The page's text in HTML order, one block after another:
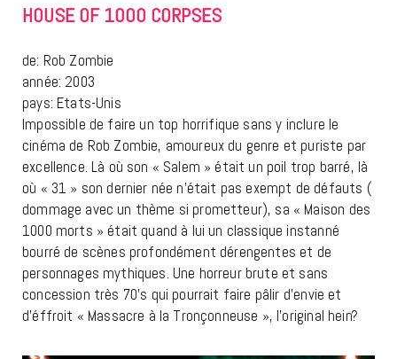
HOUSE OF 1000 CORPSES
de: Rob Zombie
année: 2003
pays: Etats-Unis
Impossible de faire un top horrifique sans y inclure le
cinéma de Rob Zombie, amoureux du genre et puriste par
excellence. Là où son « Salem » était un poil trop barré, là
où « 31 » son dernier née n’était pas exempt de défauts (
dommage avec un thème si prometteur), sa « Maison des
1000 morts » était quand à lui un classique instanné
bourré de scènes profondément dérengentes et de
personnages mythiques. Une horreur brute et sans
concession très 70’s qui pourrait faire pâlir d’envie et
d’éffroit « Massacre à la Tronçonneuse », l’original hein?